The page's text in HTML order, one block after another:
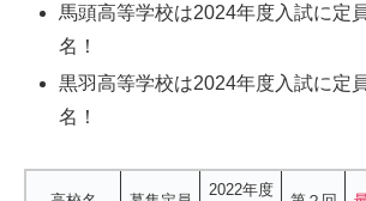
馬頭高等学校は2024年度入試に定
名！
黒羽高等学校は2024年度入試に定
名！
2022年度